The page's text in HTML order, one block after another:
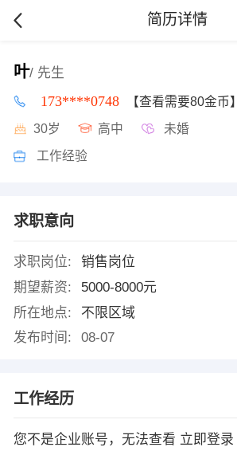
简历详情
叶/ 先生
173****0748 【查看需要80金币】
30岁 高中 未婚
工作经验
求职意向
求职岗位:
销售岗位
期望薪资:
5000-8000元
所在地点:
不限区域
发布时间:
08-07
工作经历
您不是企业账号，无法查看 立即登录